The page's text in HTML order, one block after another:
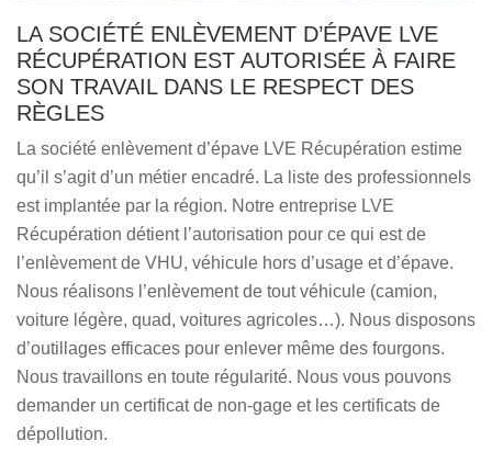
LA SOCIÉTÉ ENLÈVEMENT D’ÉPAVE LVE
RÉCUPÉRATION EST AUTORISÉE À FAIRE
SON TRAVAIL DANS LE RESPECT DES
RÈGLES
La société enlèvement d’épave LVE Récupération estime
qu’il s’agit d’un métier encadré. La liste des professionnels
est implantée par la région. Notre entreprise LVE
Récupération détient l’autorisation pour ce qui est de
l’enlèvement de VHU, véhicule hors d’usage et d’épave.
Nous réalisons l’enlèvement de tout véhicule (camion,
voiture légère, quad, voitures agricoles…). Nous disposons
d’outillages efficaces pour enlever même des fourgons.
Nous travaillons en toute régularité. Nous vous pouvons
demander un certificat de non-gage et les certificats de
dépollution.